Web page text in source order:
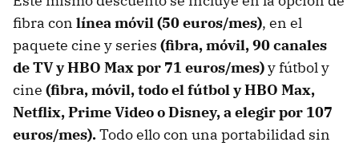
fibra con línea móvil (50 euros/mes), en el
paquete cine y series (fibra, móvil, 90 canales
de TV y HBO Max por 71 euros/mes)y fútbol y
cine (fibra, móvil, todo el fútbol y HBO Max,
Netflix, Prime Video o Disney, a elegir por 107
euros/mes).Todo ello con una portabilidad sin